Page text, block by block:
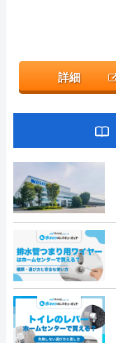
詳細